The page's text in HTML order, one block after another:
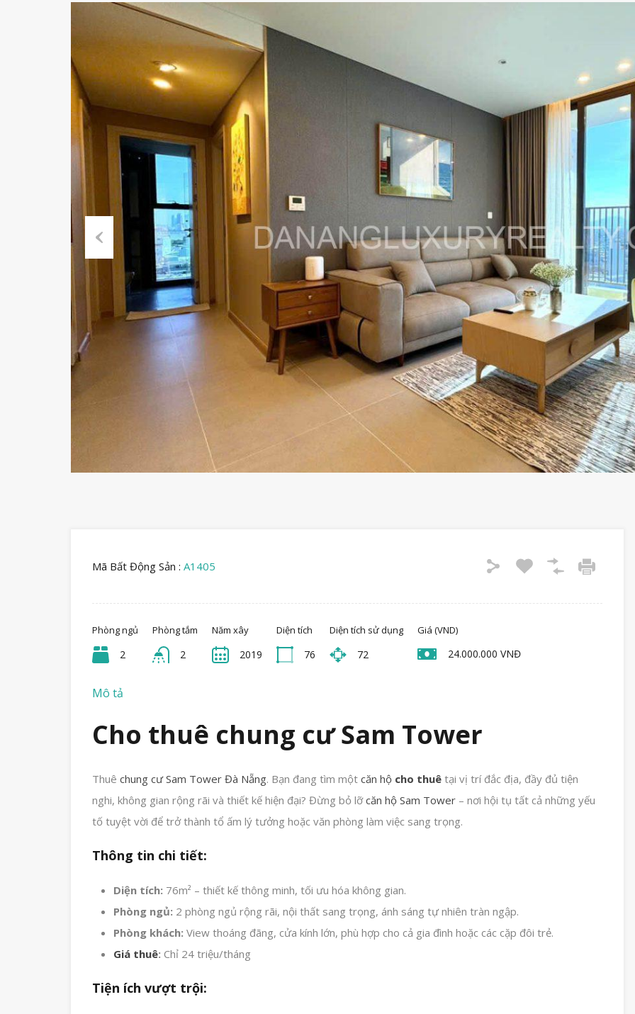
Previous
Mã Bất Động Sản : A1405
Phòng ngủ
2
Phòng tắm
2
Năm xây
2019
Diện tích
76
Diện tích sử dụng
72
Giá (VND)
24.000.000 VNĐ
Mô tả
Cho thuê chung cư Sam Tower
Thuê chung cư Sam Tower Đà Nẵng. Bạn đang tìm một căn hộ cho thuê tại vị trí đắc địa, đầy đủ tiện
nghi, không gian rộng rãi và thiết kế hiện đại? Đừng bỏ lỡcăn hộ Sam Tower – nơi hội tụ tất cả những yếu
tố tuyệt vời để trở thành tổ ấm lý tưởng hoặc văn phòng làm việc sang trọng.
Thông tin chi tiết:
Diện tích: 76m² – thiết kế thông minh, tối ưu hóa không gian.
Phòng ngủ: 2 phòng ngủ rộng rãi, nội thất sang trọng, ánh sáng tự nhiên tràn ngập.
Phòng khách: View thoáng đãng, cửa kính lớn, phù hợp cho cả gia đình hoặc các cặp đôi trẻ.
Giá thuê: Chỉ 24 triệu/tháng
Tiện ích vượt trội: